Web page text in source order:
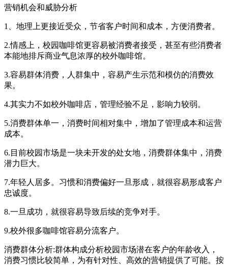
营销机会和威胁分析
1、地理上更接近受众，节省客户时间和成本，方便消费者。
2.情感上，校园咖啡馆更容易被消费者接受，甚至有些消费者
本能地排斥商业气息浓厚的校外咖啡馆。
3.容易群体消费，人群集中，容易产生示范和模仿的消费效
果。
4.其实力不如校外咖啡店，管理经验不足，影响力较弱。
5.消费群体单一，消费时间相对集中，增加了管理成本和运营
成本。
6.目前校园市场是一块未开发的处女地，消费群体集中，消费
潜力巨大。
7.年轻人居多。习惯和消费偏好一旦形成，就很容易形成客户
忠诚度。
8.一旦成功，就很容易导致后续的竞争对手。
9.校外很多咖啡馆容易分流客户。
消费群体分析:群体构成分析校园市场潜在客户的年龄收入，
消费习惯比较简单，为有针对性、高效的营销提供了可能。按